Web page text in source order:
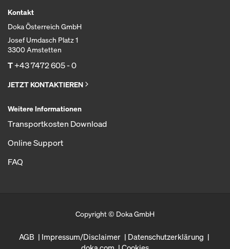
Kontakt
Doka Österreich GmbH
Josef Umdasch Platz 1
3300 Amstetten
T+43 7472 605 - 0
JETZT KONTAKTIEREN
Weitere Informationen
Transportkosten Download
Online Support
FAQ
Copyright © Doka GmbH
AGB Impressum/Disclaimer
Datenschutzerklärung